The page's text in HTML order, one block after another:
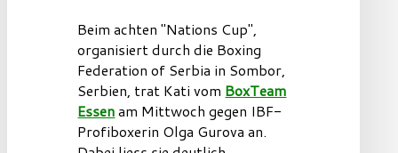
Beim achten "Nations Cup",
organisiert durch die Boxing
Federation of Serbia in Sombor,
Serbien, trat Kati vom BoxTeam
Essenam Mittwoch gegen IBF-
Profiboxerin Olga Gurova an.